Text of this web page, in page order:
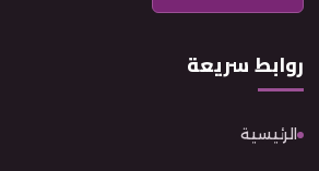
روابط سريعة
الرئيسية